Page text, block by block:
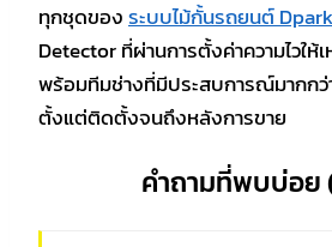
ทุกชุดของระบบไม้กั้นรถยนต์ Dpark
Detector ที่ผ่านการตั้งค่าความไวให้
พร้อมทีมช่างที่มีประสบการณ์มากกว่
ตั้งแต่ติดตั้งจนถึงหลังการขาย
คำถามที่พบบ่อย